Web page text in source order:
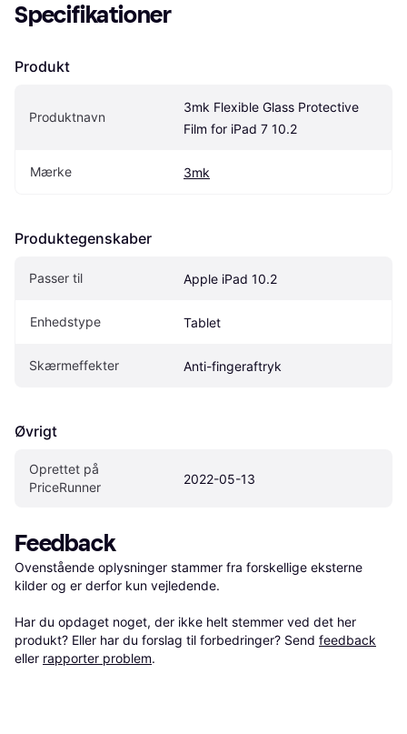
Specifikationer
Produkt
Produktnavn
3mk Flexible Glass Protective
Film for iPad 7 10.2
Mærke 3mk
Produktegenskaber
Passer til Apple iPad 10.2
Enhedstype Tablet
Skærmeffekter Anti-fingeraftryk
Øvrigt
Oprettet på
PriceRunner
2022-05-13
Feedback
Ovenstående oplysninger stammer fra forskellige eksterne
kilder og er derfor kun vejledende.
Har du opdaget noget, der ikke helt stemmer ved det her
produkt? Eller har du forslag til forbedringer? Send feedback
eller rapporter problem.